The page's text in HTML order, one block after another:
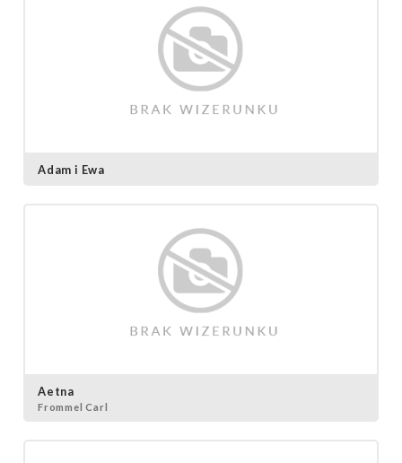
Adam i Ewa
Aetna
Frommel Carl